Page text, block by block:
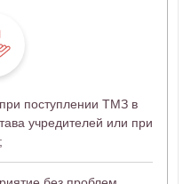
поступлении ТМЗ в
учредителей или при